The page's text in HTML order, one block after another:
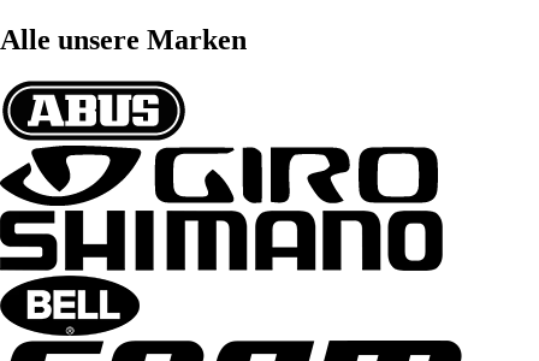
Alle unsere Marken